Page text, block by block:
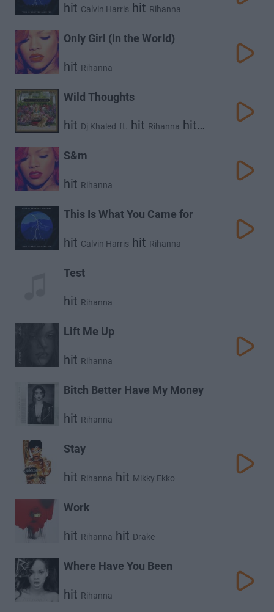
hit Calvin Harris hit Rihanna
Only Girl (In the World)
hit Rihanna
Wild Thoughts
hit Dj Khaled ft. hit Rihanna hit
S&m
hit Rihanna
This Is What You Came for
hit Calvin Harris hit Rihanna
Test
hit Rihanna
Lift Me Up
hit Rihanna
Bitch Better Have My Money
hit Rihanna
Stay
hit Rihanna hit Mikky Ekko
Work
hit Rihanna hit Drake
Where Have You Been
hit Rihanna